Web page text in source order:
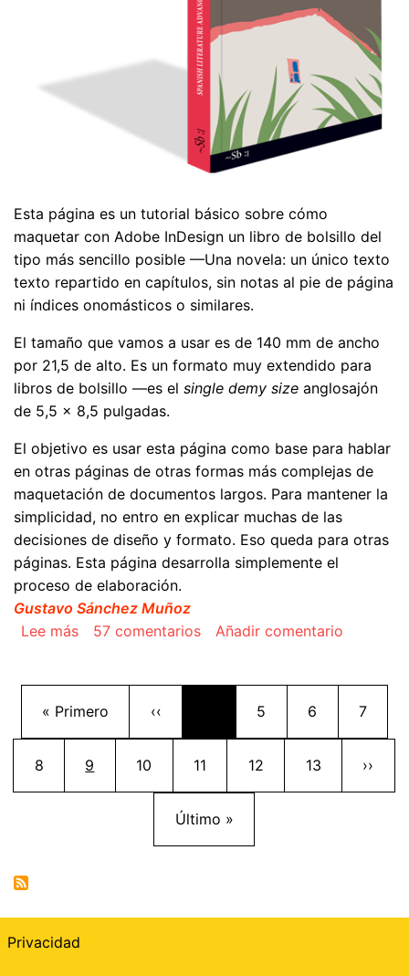
Esta página es un tutorial básico sobre cómo
maquetar con Adobe InDesign un libro de bolsillo del
tipo más sencillo posible —Una novela: un único texto
texto repartido en capítulos, sin notas al pie de página
ni índices onomásticos o similares.
El tamaño que vamos a usar es de 140 mm de ancho
por 21,5 de alto. Es un formato muy extendido para
libros de bolsillo —es el single demy size anglosajón
de 5,5 × 8,5 pulgadas.
El objetivo es usar esta página como base para hablar
en otras páginas de otras formas más complejas de
maquetación de documentos largos. Para mantener la
simplicidad, no entro en explicar muchas de las
decisiones de diseño y formato. Eso queda para otras
páginas. Esta página desarrolla simplemente el
proceso de elaboración.
Gustavo Sánchez Muñoz
Lee mássobre Maquetar un libro de tipo novela o
57 comentarios Añadir comentario
Paginación
Primera página
« Primero Página anterior
‹‹ Página
5 Página
6 Página
7
Página
8 Página actual
9 Página
10 Página
11 Página
12 Página
13 ››
Última página
Último »
Privacidad